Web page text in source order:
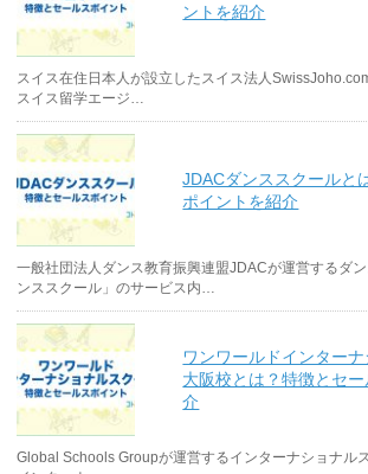
ントを紹介
スイス在住日本人が設立したスイス法人
スイス留学エージ…
JDACダンススクールと
ポイントを紹介
一般社団法人ダンス教育振興連盟JDACが運営するダ
ンススクール」のサービス内…
ワンワールドインター
大阪校とは？特徴とセ
介
Global Schools Groupが運営するインターナショナル